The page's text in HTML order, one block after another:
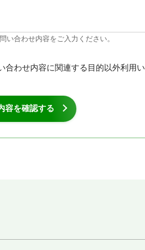
い合わせ内容をご入力ください。
わせ内容に関連する目的以外利用い